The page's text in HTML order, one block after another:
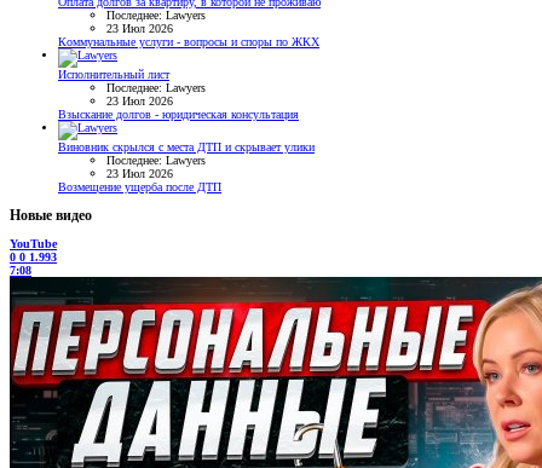
Последнее: Lawyers
23 Июл 2026
Коммунальные услуги - вопросы и споры по ЖКХ
Исполнительный лист
Последнее: Lawyers
23 Июл 2026
Взыскание долгов - юридическая консультация
Виновник скрылся с места ДТП и скрывает улики
Последнее: Lawyers
23 Июл 2026
Возмещение ущерба после ДТП
Новые видео
YouTube
0 0 1.993
7:08